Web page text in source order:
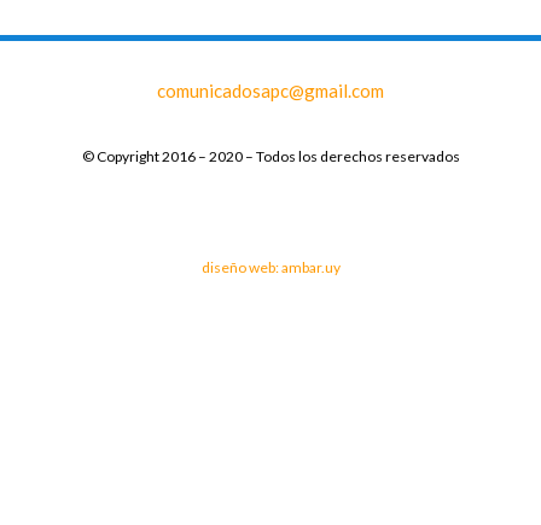
comunicadosapc@gmail.com
© Copyright 2016 – 2020 – Todos los derechos reservados
diseño web: ambar.uy